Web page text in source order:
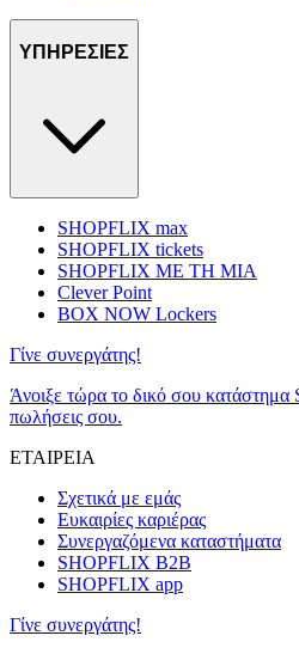
ΥΠΗΡΕΣΙΕΣ
SHOPFLIX max
SHOPFLIX tickets
SHOPFLIX ΜΕ ΤΗ ΜΙΑ
Clever Point
BOX NOW Lockers
Γίνε συνεργάτης!
Άνοιξε τώρα το δικό σου κατάστημα
πωλήσεις σου.
ΕΤΑΙΡΕΙΑ
Σχετικά με εμάς
Ευκαιρίες καριέρας
Συνεργαζόμενα καταστήματα
SHOPFLIX B2B
SHOPFLIX app
Γίνε συνεργάτης!